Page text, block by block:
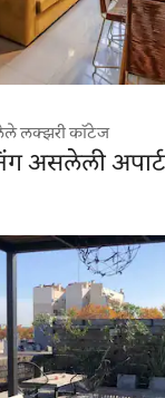
लक्झरी कॉटेज
असलेली